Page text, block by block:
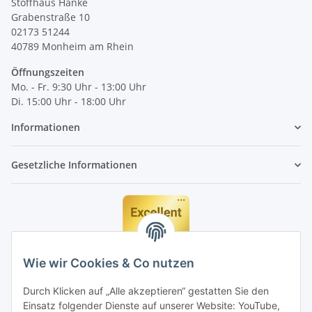
Wie wir Cookies & Co nutzen
Durch Klicken auf „Alle akzeptieren“ gestatten Sie den
Einsatz folgender Dienste auf unserer Website: YouTube,
Grabenstraße 10
02173 51244
40789 Monheim am Rhein
Öffnungszeiten
Mo. - Fr. 9:30 Uhr - 13:00 Uhr
Di. 15:00 Uhr - 18:00 Uhr
Informationen
Gesetzliche Informationen